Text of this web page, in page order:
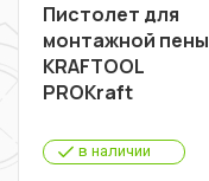
Пистолет для
монтажной пены
KRAFTOOL
PROКraft
в наличии